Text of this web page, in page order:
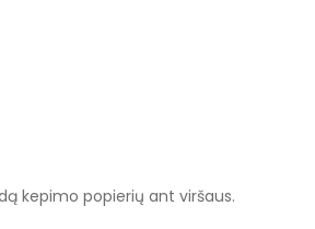
kepimo popierių ant viršaus.